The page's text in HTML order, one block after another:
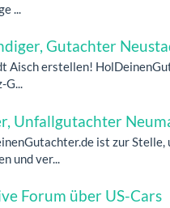
...
Gutachter
Aisch erstellen!
G...
Unfallgutachter
ist zur Stelle,
und ver...
Forum über US-Cars